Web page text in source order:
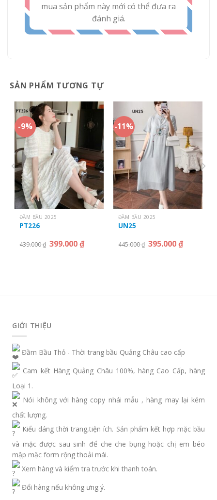
mua sản phẩm này mới có thể đưa ra
đánh giá.
SẢN PHẨM TƯƠNG TỰ
-9%
ĐẦM BẦU 2025
PT226
439.000₫ 399.000₫
-11%
ĐẦM BẦU 2025
UN25
445.000₫ 395.000₫
GIỚI THIỆU
Đầm Bầu Thỏ - Thời trang bầu Quảng Châu cao cấp
Cam kết Hàng Quảng Châu 100%, hàng Cao Cấp, hàng
Loại 1.
Nói không với hàng copy nhái mẫu , hàng may lại kém
chất lượng.
Kiểu dáng thời trang,tiện ích. Sản phẩm kết hợp mặc bầu
và mặc được sau sinh để che che bụng hoặc chị em béo
mập mặc form rộng thoải mái.
Xem hàng và kiểm tra trước khi thanh toán.
Đổi hàng nếu không ưng ý.